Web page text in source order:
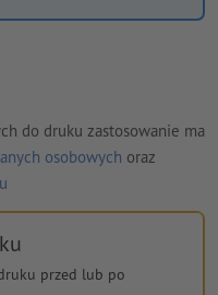
do druku zastosowanie ma
osobowych oraz
przed lub po